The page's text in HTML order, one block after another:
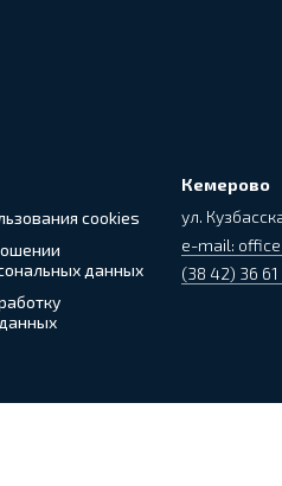
cookies
данных
Кемерово
ул.
e-mail:
(38 42) 36